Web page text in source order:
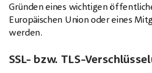
Gründen eines wichtigen
Europäischen Union oder eines
werden.
SSL- bzw. TLS-